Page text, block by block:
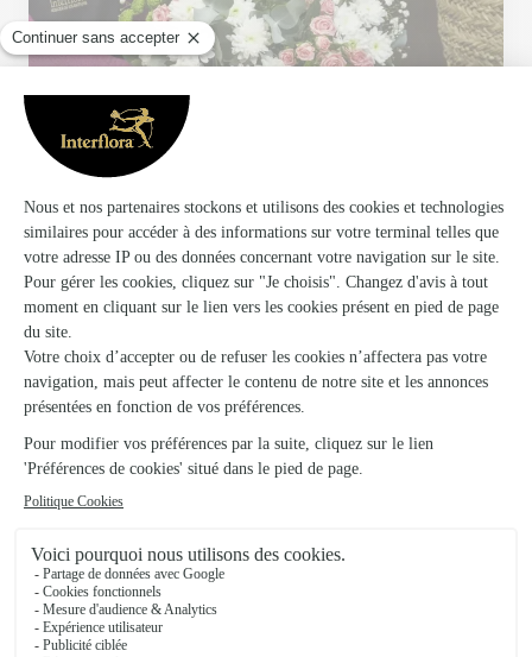
Votre fleuriste artisan à Serres Castet
Le Papyrus s'appuie sur son partenariat avec
Interflora, réseau de transmission florale de
référence, pour vous garantir un service de qualité.